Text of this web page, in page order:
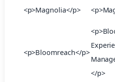
<p>Magnolia</p>
<p>Bloomreach</p>
</p>